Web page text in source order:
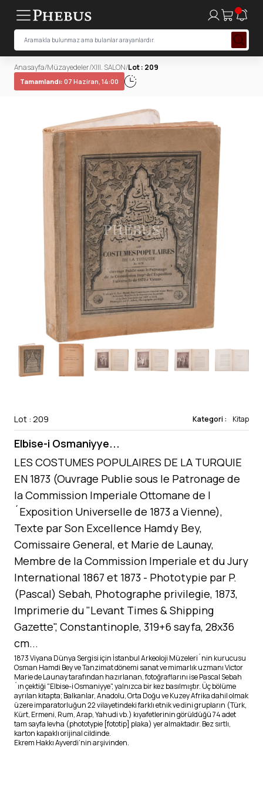
Anasayfa/Müzayedeler/XIII. SALON/Lot : 209
Tamamlandı: 07 Haziran, 14:00
Lot : 209 Kategori : Kitap
Elbise-i Osmaniyye...
LES COSTUMES POPULAIRES DE LA TURQUIE
EN 1873 (Ouvrage Publie sous le Patronage de
la Commission Imperiale Ottomane de l
´Exposition Universelle de 1873 a Vienne),
Texte par Son Excellence Hamdy Bey,
Comissaire General, et Marie de Launay,
Membre de la Commission Imperiale et du Jury
International 1867 et 1873 - Phototypie par P.
(Pascal) Sebah, Photographe privilegie, 1873,
Imprimerie du "Levant Times & Shipping
Gazette", Constantinople, 319+6 sayfa, 28x36
cm...
1873 Viyana Dünya Sergisi için İstanbul Arkeoloji Müzeleri´nin kurucusu
Osman Hamdi Bey ve Tanzimat dönemi sanat ve mimarlık uzmanı Victor
Marie de Launay tarafından hazırlanan, fotoğraflarını ise Pascal Sebah
´ın çektiği "Elbise-i Osmaniyye", yalnızca bir kez basılmıştır. Üç bölüme
ayrılan kitapta; Balkanlar, Anadolu, Orta Doğu ve Kuzey Afrika dahil olmak
üzere imparatorluğun 22 vilayetindeki farklı etnik ve dini grupların (Türk,
Kürt, Ermeni, Rum, Arap, Yahudi vb.) kıyafetlerinin görüldüğü 74 adet
tam sayfa levha (phototypie [fototip] plaka) yer almaktadır. Bez sırtlı,
karton kapaklı orijinal cildinde.
Ekrem Hakkı Ayverdi’nin arşivinden.